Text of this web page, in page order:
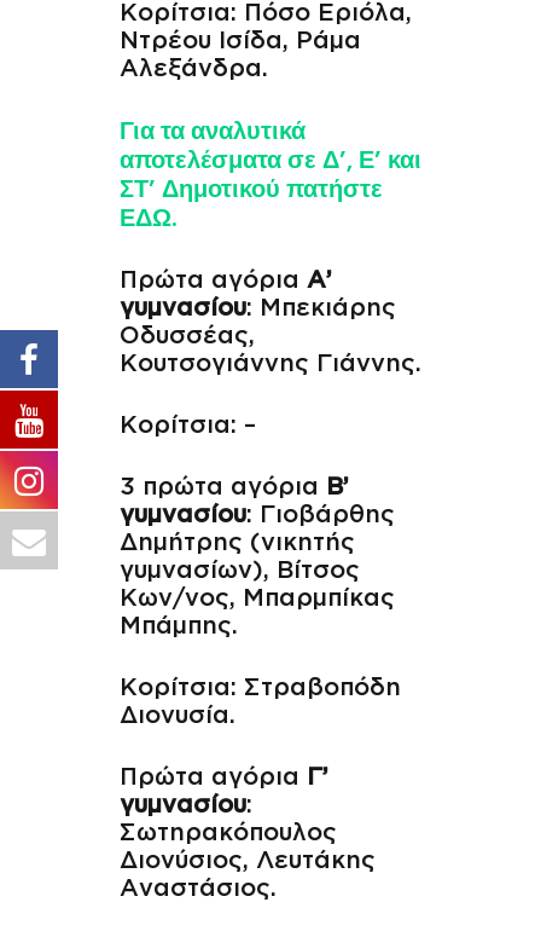
Κορίτσια: Πόσο Εριόλα,
Ντρέου Ισίδα, Ράμα
Αλεξάνδρα.
Για τα αναλυτικά
αποτελέσματα σε Δ’, Ε’ και
ΣΤ’ Δημοτικού πατήστε
ΕΔΩ.
Πρώτα αγόρια Α’
γυμνασίου: Μπεκιάρης
Οδυσσέας,
Κουτσογιάννης Γιάννης.
Κορίτσια: –
3 πρώτα αγόρια
Β’
γυμνασίου: Γιοβάρθης
Δημήτρης (νικητής
γυμνασίων), Βίτσος
Κων/νος, Μπαρμπίκας
Μπάμπης.
Κορίτσια: Στραβοπόδη
Διονυσία.
Πρώτα αγόρια
Γ’
γυμνασίου:
Σωτηρακόπουλος
Διονύσιος, Λευτάκης
Αναστάσιος.